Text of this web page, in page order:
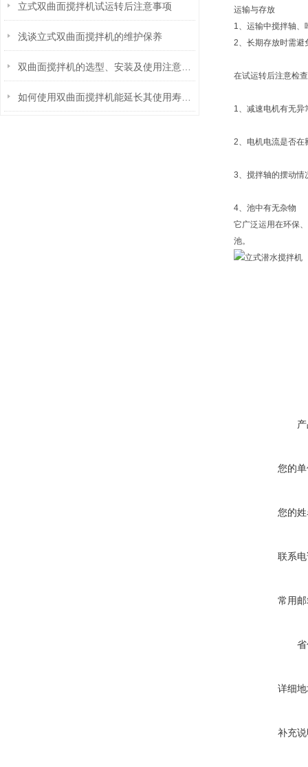
立式双曲面搅拌机试运转后注意事项
浅谈立式双曲面搅拌机的维护保养
运输与存放
1、运输中搅拌轴、
2、长期存放时需避
在试运转后注意检
1、减速电机有无异
2、电机电流是否在
3、搅拌轴的摆动情
4、池中有无杂物
它广泛运用在环保
池。
您的
您的
联系
常用
详细
补充